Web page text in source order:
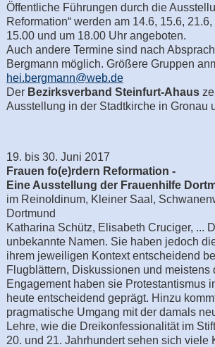
Öffentliche Führungen durch die
Reformation“ werden am 14.6, 15.6,
15.00 und um 18.00 Uhr angeboten.
Auch andere Termine sind nach
Bergmann möglich. Größere Gruppen
hei.bergmann@web.de
Der Bezirksverband Steinfurt-Ahaus
Ausstellung in der Stadtkirche in Gronau
19. bis 30. Juni 2017
Frauen fo(e)rdern Reformation -
Eine Ausstellung der Frauenhilfe
im Reinoldinum, Kleiner Saal,
Dortmund
Katharina Schütz, Elisabeth Cruciger, ...
unbekannte Namen. Sie haben jedoch
ihrem jeweiligen Kontext entscheidend
Flugblättern, Diskussionen und meistens
Engagement haben sie Protestantismus
heute entscheidend geprägt. Hinzu
pragmatische Umgang mit der damals
Lehre, wie die Dreikonfessionalität im
20. und 21. Jahrhundert sehen sich viele